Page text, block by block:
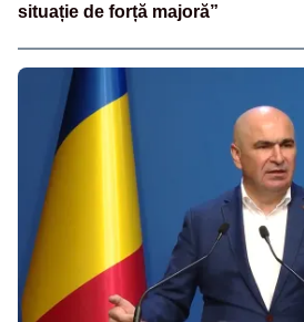
situație de forță majoră”